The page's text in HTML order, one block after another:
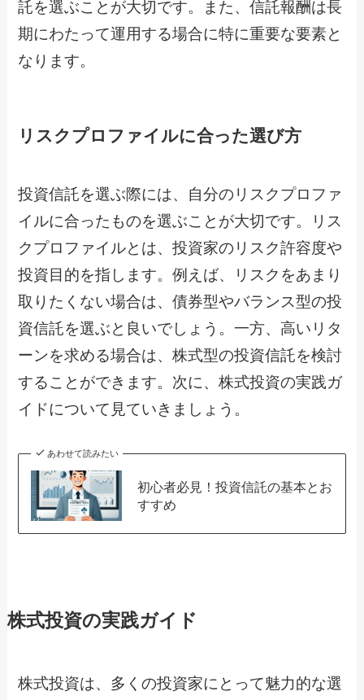
託を選ぶことが大切です。また、信託報酬は長
期にわたって運用する場合に特に重要な要素と
なります。
リスクプロファイルに合った選び方
投資信託を選ぶ際には、自分のリスクプロファ
イルに合ったものを選ぶことが大切です。リス
クプロファイルとは、投資家のリスク許容度や
投資目的を指します。例えば、リスクをあまり
取りたくない場合は、債券型やバランス型の投
資信託を選ぶと良いでしょう。一方、高いリタ
ーンを求める場合は、株式型の投資信託を検討
することができます。次に、株式投資の実践ガ
イドについて見ていきましょう。
あわせて読みたい
初心者必見！投資信託の基本とお
すすめ
株式投資の実践ガイド
株式投資は、多くの投資家にとって魅力的な選